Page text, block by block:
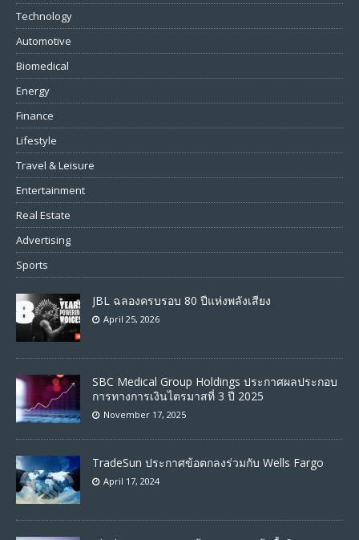
Technology
Automotive
Biomedical
Energy
Finance
Lifestyle
Travel & Leisure
Entertainment
Real Estate
Advertising
Sports
JBL ฉลองครบรอบ 80 ปีแห่งพลังเสียง
April 25, 2026
SBC Medical Group Holdings ประกาศผลประกอบ
การทางการเงินไตรมาสที่ 3 ปี 2025
November 17, 2025
TradeSun ประกาศข้อตกลงร่วมกับ Wells Fargo
April 17, 2024